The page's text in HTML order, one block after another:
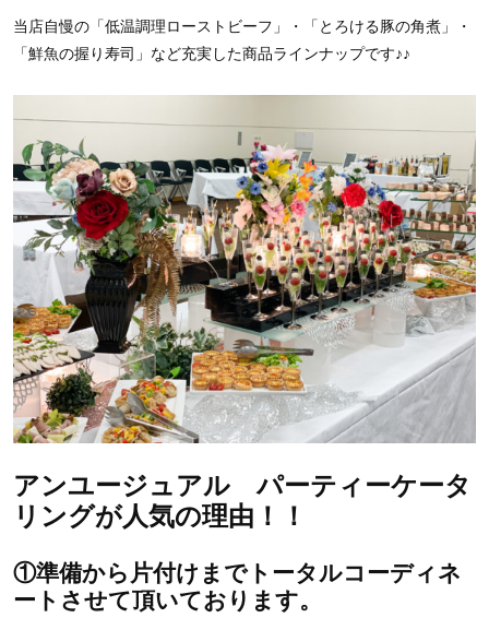
当店自慢の「低温調理ローストビーフ」・「とろける豚の角煮」・
「鮮魚の握り寿司」など充実した商品ラインナップです♪♪
アンユージュアル パーティーケータ
リングが人気の理由！！
①準備から片付けまでトータルコーディネ
ートさせて頂いております。